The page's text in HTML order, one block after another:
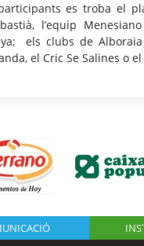
es troba el
l’equip
els clubs de
el Cric Se Salines o